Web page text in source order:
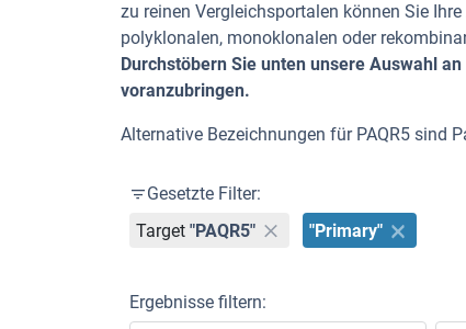
zu reinen Vergleichsportalen können Sie
polyklonalen, monoklonalen oder
Durchstöbern Sie unten unsere Auswahl
voranzubringen.
Alternative Bezeichnungen für PAQR5 sind
Gesetzte Filter:
Target "PAQR5" "Primary"
Ergebnisse filtern: